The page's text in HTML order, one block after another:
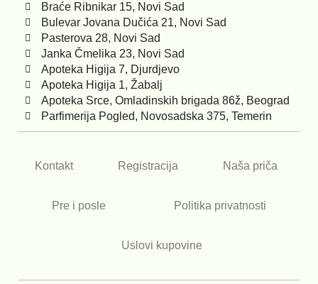
Braće Ribnikar 15, Novi Sad
Bulevar Jovana Dučića 21, Novi Sad
Pasterova 28, Novi Sad
Janka Čmelika 23, Novi Sad
Apoteka Higija 7, Djurdjevo
Apoteka Higija 1, Žabalj
Apoteka Srce, Omladinskih brigada 86ž, Beograd
Parfimerija Pogled, Novosadska 375, Temerin
Kontakt Registracija Naša priča
Pre i posle Politika privatnosti
Uslovi kupovine